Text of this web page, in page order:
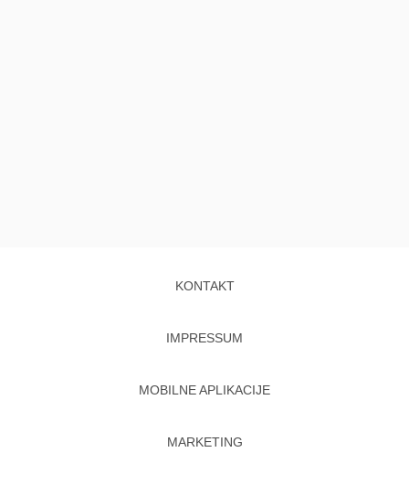
KONTAKT
IMPRESSUM
MOBILNE APLIKACIJE
MARKETING